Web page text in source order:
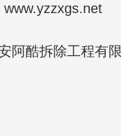
www.yzzxgs.net
阿酷拆除工程有